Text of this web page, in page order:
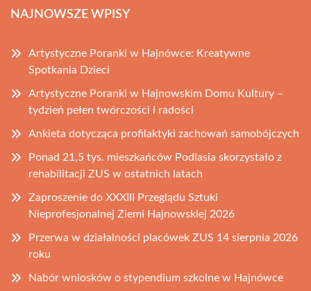
NAJNOWSZE WPISY
Artystyczne Poranki w Hajnówce: Kreatywne
Spotkania Dzieci
Artystyczne Poranki w Hajnowskim Domu Kultury –
tydzień pełen twórczości i radości
Ankieta dotycząca profilaktyki zachowań samobójczych
Ponad 21,5 tys. mieszkańców Podlasia skorzystało z
rehabilitacji ZUS w ostatnich latach
Zaproszenie do XXXIII Przeglądu Sztuki
Nieprofesjonalnej Ziemi Hajnowskiej 2026
Przerwa w działalności placówek ZUS 14 sierpnia 2026
roku
Nabór wniosków o stypendium szkolne w Hajnówce